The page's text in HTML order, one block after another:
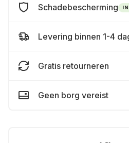
Schadebescherming
Levering binnen 1-4
Gratis retourneren
Geen borg vereist